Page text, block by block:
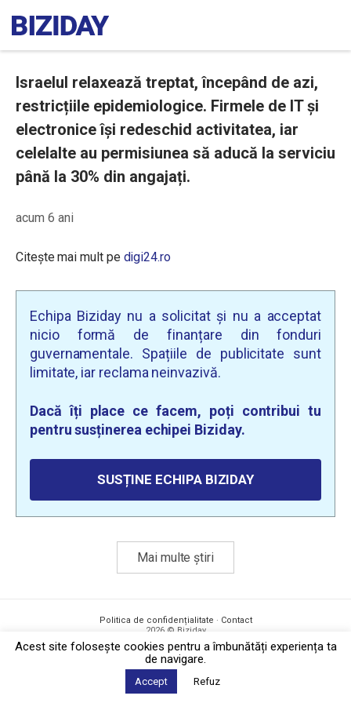
Israelul relaxează treptat, începând de azi,
restricțiile epidemiologice. Firmele de IT și
electronice își redeschid activitatea, iar
celelalte au permisiunea să aducă la serviciu
până la 30% din angajați.
acum 6 ani
Citește mai mult pe digi24.ro
Echipa Biziday nu a solicitat și nu a acceptat
nicio formă de finanțare din fonduri
guvernamentale. Spațiile de publicitate sunt
limitate, iar reclama neinvazivă.
Dacă îți place ce facem, poți contribui tu
pentru susținerea echipei Biziday.
SUSȚINE ECHIPA BIZIDAY
Mai multe știri
Politica de confidențialitate · Contact
2026 © Biziday
Acest site foloseşte cookies pentru a îmbunătăți experiența ta
de navigare.
Accept Refuz